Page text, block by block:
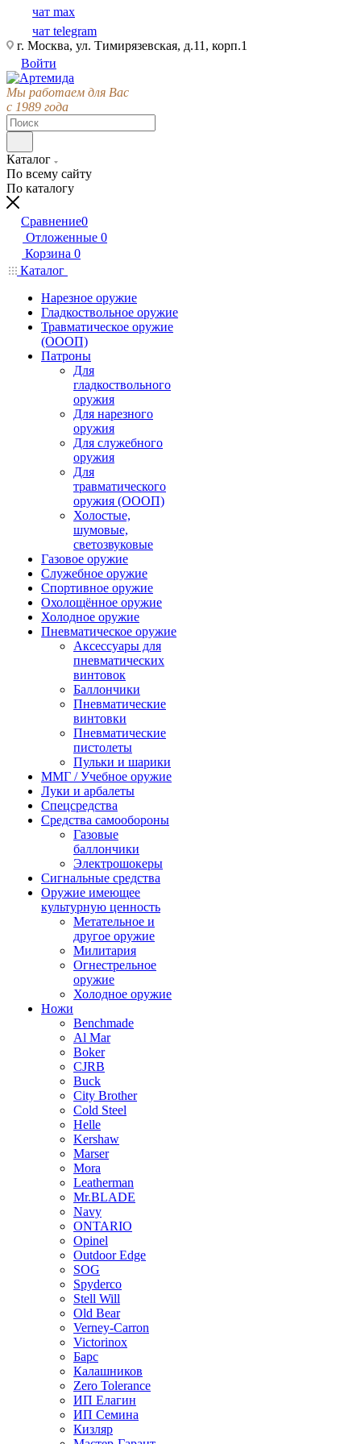
чат max
чат telegram
г. Москва, ул. Тимирязевская, д.11, корп.1
Войти
Мы работаем для Вас
с 1989 года
Каталог
По всему сайту
По каталогу
Сравнение0
Отложенные 0
Корзина 0
Каталог
Нарезное оружие
Гладкоствольное оружие
Травматическое оружие
(ОООП)
Патроны
Для
гладкоствольного
оружия
Для нарезного
оружия
Для служебного
оружия
Для
травматического
оружия (ОООП)
Холостые,
шумовые,
светозвуковые
Газовое оружие
Служебное оружие
Спортивное оружие
Охолощённое оружие
Холодное оружие
Пневматическое оружие
Аксессуары для
пневматических
винтовок
Баллончики
Пневматические
винтовки
Пневматические
пистолеты
Пульки и шарики
ММГ / Учебное оружие
Луки и арбалеты
Спецсредства
Средства самообороны
Газовые
баллончики
Электрошокеры
Сигнальные средства
Оружие имеющее
культурную ценность
Метательное и
другое оружие
Милитария
Огнестрельное
оружие
Холодное оружие
Ножи
Benchmade
Al Mar
Boker
CJRB
Buck
City Brother
Cold Steel
Helle
Kershaw
Marser
Mora
Leatherman
Mr.BLADE
Navy
ONTARIO
Opinel
Outdoor Edge
SOG
Spyderco
Stell Will
Old Bear
Verney-Carron
Victorinox
Барс
Калашников
Zero Tolerance
ИП Елагин
ИП Семина
Кизляр